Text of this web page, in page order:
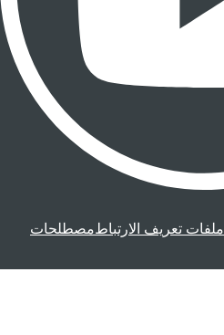
ملفات تعريف الارتباطمصطلحات